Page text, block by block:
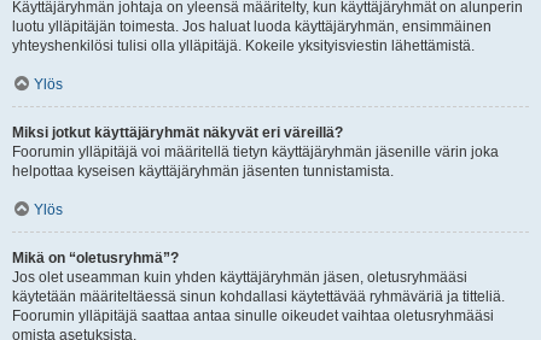
Käyttäjäryhmän johtaja on yleensä määritelty, kun käyttäjäryhmät on alunperin
luotu ylläpitäjän toimesta. Jos haluat luoda käyttäjäryhmän, ensimmäinen
yhteyshenkilösi tulisi olla ylläpitäjä. Kokeile yksityisviestin lähettämistä.
Ylös
Miksi jotkut käyttäjäryhmät näkyvät eri väreillä?
Foorumin ylläpitäjä voi määritellä tietyn käyttäjäryhmän jäsenille värin joka
helpottaa kyseisen käyttäjäryhmän jäsenten tunnistamista.
Ylös
Mikä on “oletusryhmä”?
Jos olet useamman kuin yhden käyttäjäryhmän jäsen, oletusryhmääsi
käytetään määriteltäessä sinun kohdallasi käytettävää ryhmäväriä ja titteliä.
Foorumin ylläpitäjä saattaa antaa sinulle oikeudet vaihtaa oletusryhmääsi
omista asetuksista.